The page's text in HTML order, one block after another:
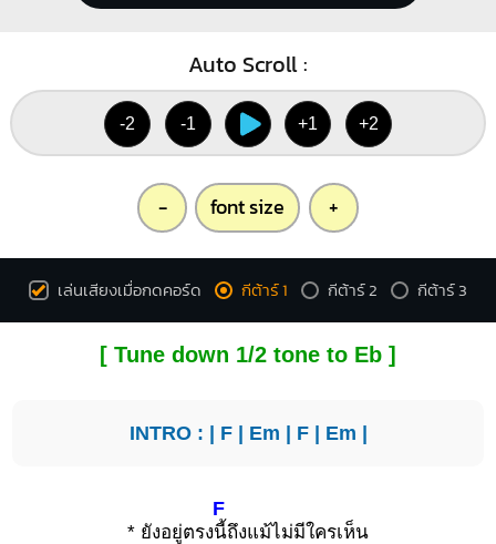
Auto Scroll :
-2 -1 +1 +2
- font size +
เล่นเสียงเมื่อกดคอร์ด กีต้าร์ 1 กีต้าร์ 2 กีต้าร์ 3
[ Tune down 1/2 tone to Eb ]
INTRO : | F| Em | F| Em |
* ยังอยู่ตรง
F
นี้ถึงแม้ไม่มีใครเห็น